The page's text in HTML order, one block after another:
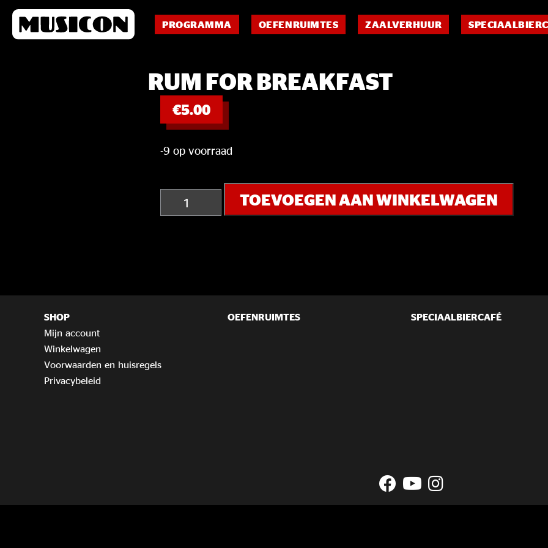
PROGRAMMA OEFENRUIMTES ZAALVERHUUR
RUM FOR BREAKFAST
€5.00
-9 op voorraad
RUM
TOEVOEGEN AAN WINKELWAGEN
SHOP
Mijn account
Winkelwagen
Voorwaarden en huisregels
Privacybeleid
OEFENRUIMTES SPECIAALBIERCAFÉ